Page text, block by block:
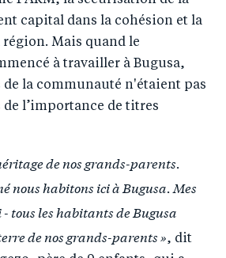
capital dans la cohésion et la
Mais quand le
à travailler à Bugusa,
de la communauté n'étaient pas
l’importance de titres
de nos grands-parents.
nous habitons ici à Bugusa. Mes
tous les habitants de Bugusa
de nos grands-parents », dit